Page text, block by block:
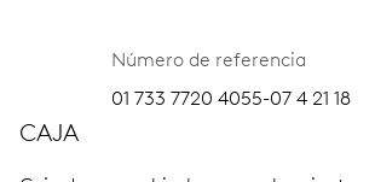
Número de referencia
01 733 7720 4055-07 4 21 18
CAJA